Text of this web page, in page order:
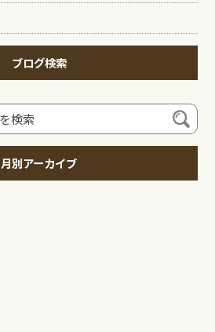
ブログ検索
月別アーカイブ